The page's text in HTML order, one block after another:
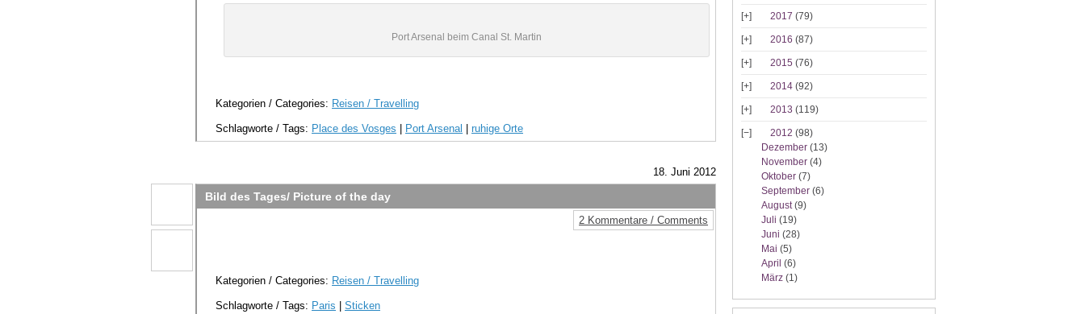
2017 (79)
2016 (87)
2015 (76)
2014 (92)
2013 (119)
2012 (98)
Dezember (13)
November (4)
Oktober (7)
September (6)
August(9)
Juli (19)
Juni (28)
Mai (5)
April (6)
März (1)
Port Arsenal beim Canal St. Martin
Kategorien / Categories: Reisen / Travelling
Schlagworte / Tags: Place des Vosges Port Arsenal ruhige Orte
18. Juni 2012
Bild des Tages/ Picture of the day
2 Kommentare / Comments
Kategorien / Categories: Reisen / Travelling
Schlagworte / Tags: Paris Sticken